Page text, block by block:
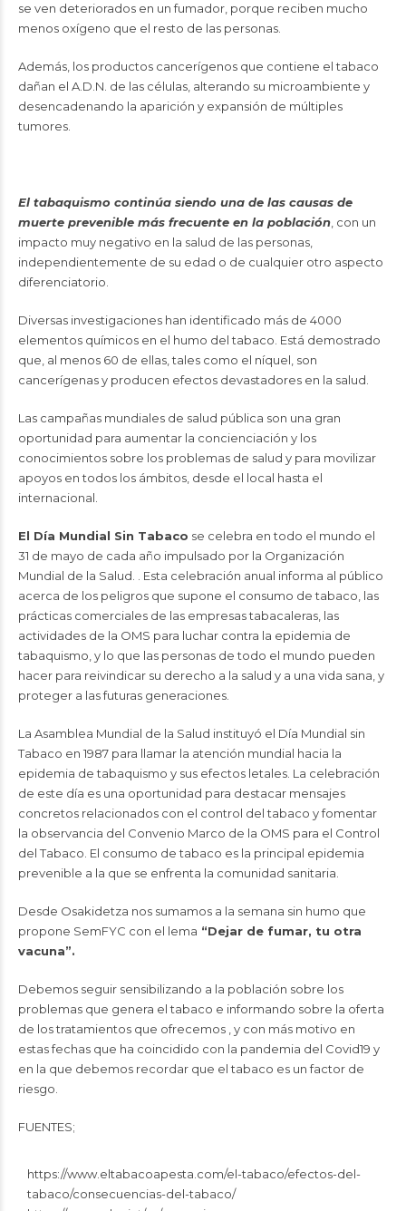
se ven deteriorados en un fumador, porque reciben mucho
menos oxígeno que el resto de las personas.
Además, los productos cancerígenos que contiene el tabaco
dañan el A.D.N. de las células, alterando su microambiente y
desencadenando la aparición y expansión de múltiples
tumores.
El tabaquismo continúa siendo una de las causas de
muerte prevenible más frecuente en la población , con un
impacto muy negativo en la salud de las personas,
independientemente de su edad o de cualquier otro aspecto
diferenciatorio.
Diversas investigaciones han identificado más de 4000
elementos químicos en el humo del tabaco. Está demostrado
que, al menos 60 de ellas, tales como el níquel, son
cancerígenas y producen efectos devastadores en la salud.
Las campañas mundiales de salud pública son una gran
oportunidad para aumentar la concienciación y los
conocimientos sobre los problemas de salud y para movilizar
apoyos en todos los ámbitos, desde el local hasta el
internacional.
El Día Mundial Sin Tabaco se celebra en todo el mundo el
31 de mayo de cada año impulsado por la Organización
Mundial de la Salud. . Esta celebración anual informa al público
acerca de los peligros que supone el consumo de tabaco, las
prácticas comerciales de las empresas tabacaleras, las
actividades de la OMS para luchar contra la epidemia de
tabaquismo, y lo que las personas de todo el mundo pueden
hacer para reivindicar su derecho a la salud y a una vida sana, y
proteger a las futuras generaciones.
La Asamblea Mundial de la Salud instituyó el Día Mundial sin
Tabaco en 1987 para llamar la atención mundial hacia la
epidemia de tabaquismo y sus efectos letales. La celebración
de este día es una oportunidad para destacar mensajes
concretos relacionados con el control del tabaco y fomentar
la observancia del Convenio Marco de la OMS para el Control
del Tabaco. El consumo de tabaco es la principal epidemia
prevenible a la que se enfrenta la comunidad sanitaria.
Desde Osakidetza nos sumamos a la semana sin humo que
propone SemFYC con el lema “Dejar de fumar, tu otra
vacuna”.
Debemos seguir sensibilizando a la población sobre los
problemas que genera el tabaco e informando sobre la oferta
de los tratamientos que ofrecemos , y con más motivo en
estas fechas que ha coincidido con la pandemia del Covid19 y
en la que debemos recordar que el tabaco es un factor de
riesgo.
FUENTES;
https://www.eltabacoapesta.com/el-tabaco/efectos-del-
tabaco/consecuencias-del-tabaco/